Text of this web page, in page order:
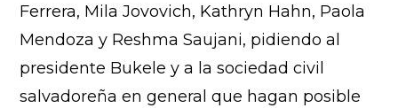
Ferrera, Mila Jovovich, Kathryn Hahn, Paola
Mendoza y Reshma Saujani, pidiendo al
presidente Bukele y a la sociedad civil
salvadoreña en general que hagan posible